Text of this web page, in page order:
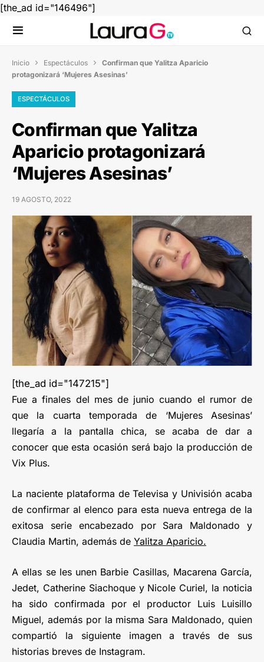
[the_ad id="146496"]
Inicio  Espectáculos  Confirman que Yalitza Aparicio
protagonizará ‘Mujeres Asesinas’
ESPECTÁCULOS
Confirman que Yalitza
Aparicio protagonizará
‘Mujeres Asesinas’
19 AGOSTO, 2022
[the_ad id="147215"]
Fue a finales del mes de junio cuando el rumor de
que la cuarta temporada de ‘Mujeres Asesinas’
llegaría a la pantalla chica, se acaba de dar a
conocer que esta ocasión será bajo la producción de
Vix Plus.
La naciente plataforma de Televisa y Univisión acaba
de confirmar al elenco para esta nueva entrega de la
exitosa serie encabezado por Sara Maldonado y
Claudia Martin, además de Yalitza Aparicio.
A ellas se les unen Barbie Casillas, Macarena García,
Jedet, Catherine Siachoque y Nicole Curiel, la noticia
ha sido confirmada por el productor Luis Luisillo
Miguel, además por la misma Sara Maldonado, quien
compartió la siguiente imagen a través de sus
historias breves de Instagram.